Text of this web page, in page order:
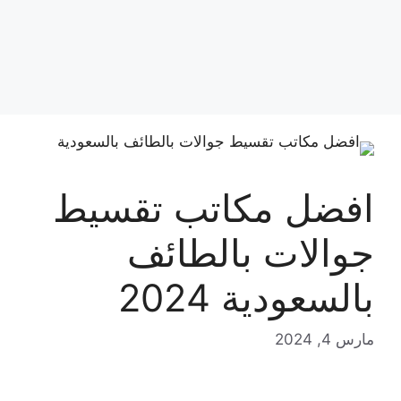
افضل مكاتب تقسيط
جوالات بالطائف
بالسعودية 2024
مارس 4, 2024